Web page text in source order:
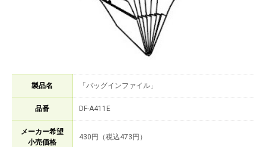
製品名 「バッグインファイル」
品番 DF-A411E
メーカー希望
小売価格
430円（税込473円）